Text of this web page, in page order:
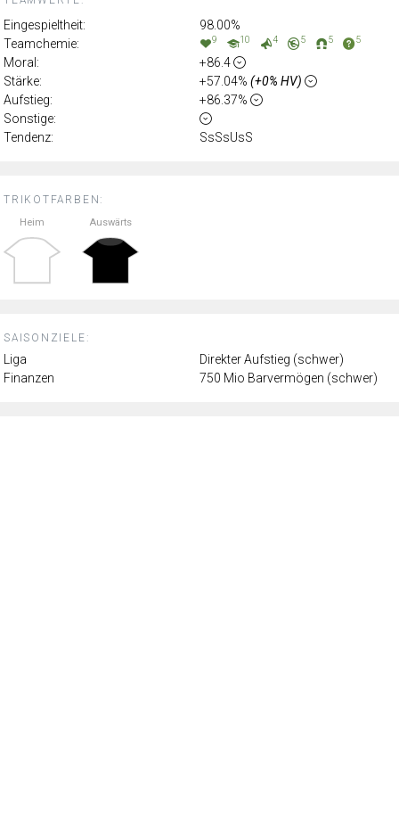
TRIKOTFARBEN:
Heim Auswärts
SAISONZIELE:
Liga
Direkter Aufstieg (schwer)
Finanzen
750 Mio Barvermögen (schwer)
Eingespieltheit:
98.00%
Teamchemie:
9 10 4 5 5 5
Moral:
+86.4
Stärke:
+57.04% (+0% HV)
Aufstieg:
+86.37%
Sonstige:
Tendenz:
SsSsUsS